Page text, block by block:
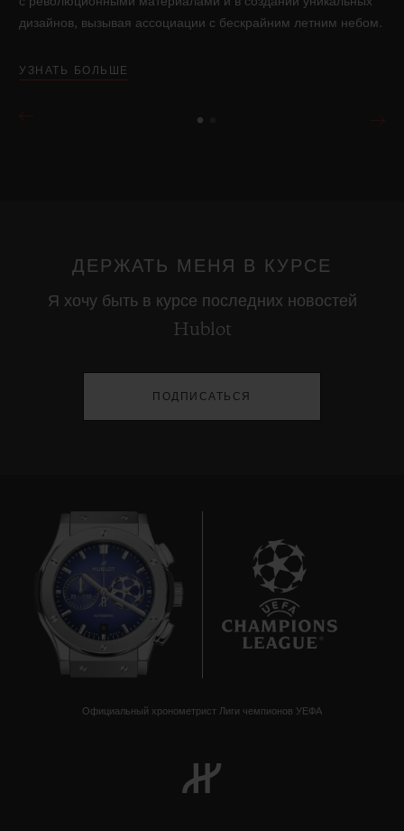
дизайнов, вызывая ассоциации с бескрайним летним небом.
УЗНАТЬ БОЛЬШЕ
ДЕРЖАТЬ МЕНЯ В КУРСЕ
Я хочу быть в курсе последних новостей
Hublot
ПОДПИСАТЬСЯ
Официальный хронометрист Лиги чемпионов УЕФА